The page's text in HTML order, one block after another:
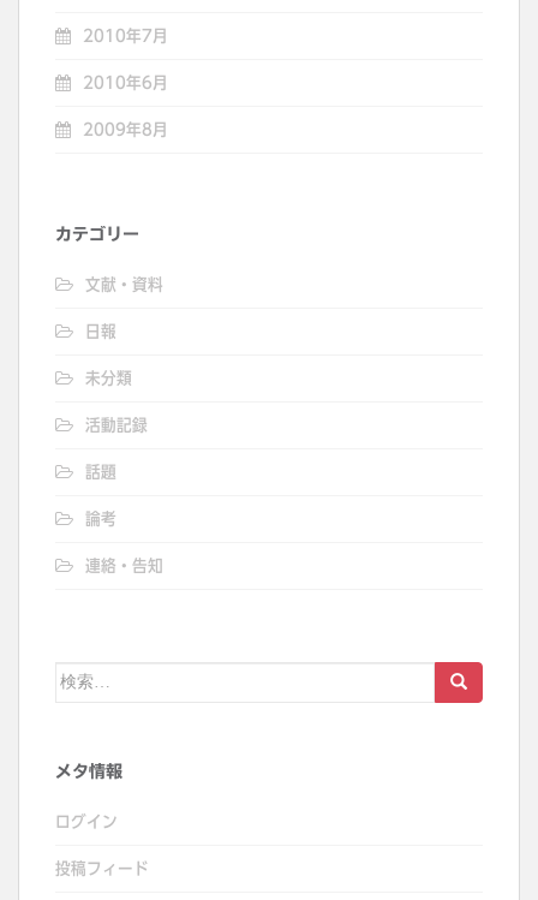
2010年7月
2010年6月
2009年8月
カテゴリー
文献・資料
日報
未分類
活動記録
話題
論考
連絡・告知
検
メタ情報
ログイン
投稿フィード